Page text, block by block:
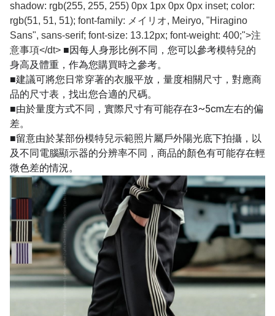
shadow: rgb(255, 255, 255) 0px 1px 0px 0px inset; color:
rgb(51, 51, 51); font-family: メイリオ, Meiryo, "Hiragino
Sans", sans-serif; font-size: 13.12px; font-weight: 400;">注
意事項</dt> ■因每人身形比例不同，您可以參考模特兒的
身高及體重，作為您購買時之參考。
■建議可將您日常穿著的衣服平放，量度相關尺寸，對應商
品的尺寸表，找出您合適的尺碼。
■由於量度方式不同，實際尺寸有可能存在3~5cm左右的偏
差。
■留意由於某部份模特兒示範照片屬戶外陽光底下拍攝，以
及不同電腦顯示器的分辨率不同，商品的顏色有可能存在輕
微色差的情況。